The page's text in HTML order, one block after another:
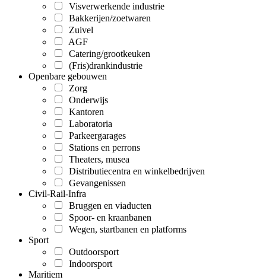
Visverwerkende industrie
Bakkerijen/zoetwaren
Zuivel
AGF
Catering/grootkeuken
(Fris)drankindustrie
Openbare gebouwen
Zorg
Onderwijs
Kantoren
Laboratoria
Parkeergarages
Stations en perrons
Theaters, musea
Distributiecentra en winkelbedrijven
Gevangenissen
Civil-Rail-Infra
Bruggen en viaducten
Spoor- en kraanbanen
Wegen, startbanen en platforms
Sport
Outdoorsport
Indoorsport
Maritiem